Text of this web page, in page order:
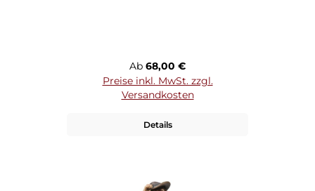
Regulärer Preis:
Ab 68,00 €
Preise inkl. MwSt. zzgl.
Versandkosten
Details